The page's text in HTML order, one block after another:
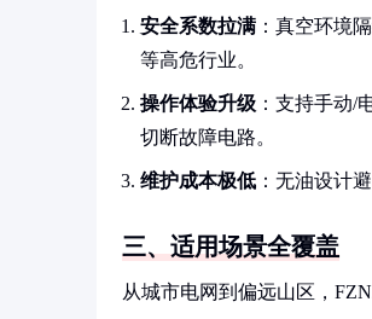
安全系数拉满 ：真空环境
等高危行业。
操作体验升级 ：支持手动/
切断故障电路。
维护成本极低 ：无油设计
三、适用场景全覆盖
从城市电网到偏远山区，